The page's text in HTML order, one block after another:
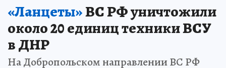
«Ланцеты»ВС РФ уничтожили
около 20 единиц техники ВСУ
в ДНР
На Добропольском направлении ВС РФ